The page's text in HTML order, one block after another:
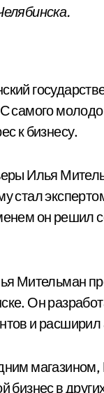
самого
к бизнесу.
Илья
стал
он решил
Мительман
Он
и
бизнес в